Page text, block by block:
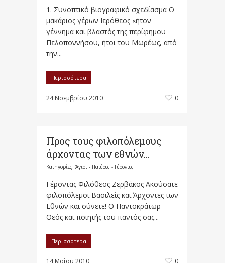
1. Συνοπτικό βιογραφικό σχεδίασμα Ο
μακάριος γέρων Ιερόθεος «ήτον
γέννημα και βλαστός της περίφημου
Πελοποννήσου, ήτοι του Μωρέως, από
την...
Περισσότερα
24 Νοεμβρίου 2010 0
Προς τους φιλοπόλεμους
άρχοντας των εθνών…
Κατηγορίες: Άγιοι - Πατέρες - Γέροντες
Γέροντας Φιλόθεος Ζερβάκος Ακούσατε
φιλοπόλεμοι Βασιλείς και Άρχοντες των
Εθνών και σύνετε! Ο Παντοκράτωρ
Θεός και ποιητής του παντός σας...
Περισσότερα
14 Μαΐου 2010 0